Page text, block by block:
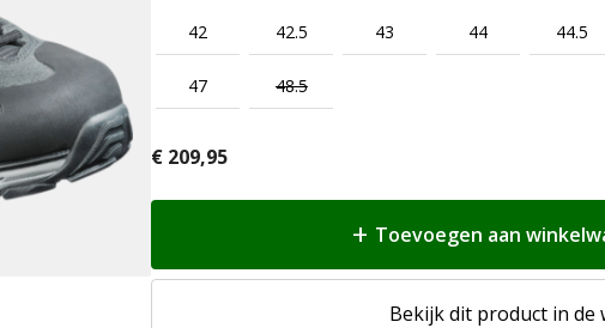
42 42.5 43 44 44.5
47 48.5
€ 209,95
Toevoegen aan
Bekijk dit product in de